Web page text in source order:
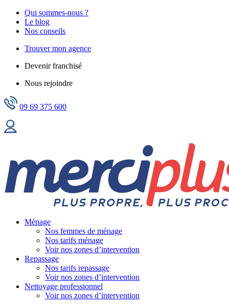
Qui sommes-nous ?
Le blog
Nos conseils
Trouver mon agence
Devenir franchisé
Nous rejoindre
09 69 375 600
Ménage
Nos femmes de ménage
Nos tarifs ménage
Voir nos zones d’intervention
Repassage
Nos tarifs repassage
Voir nos zones d’intervention
Nettoyage professionnel
Voir nos zones d’intervention